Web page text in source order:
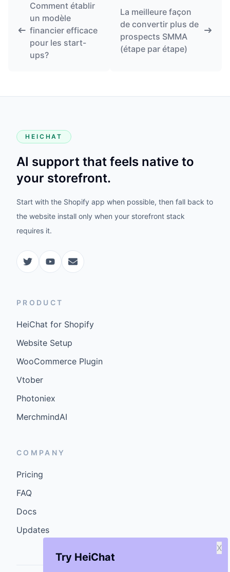
Try HeiChat
X
Comment établir
un modèle
financier efficace
pour les start-
ups?
La meilleure façon
de convertir plus de
prospects SMMA
(étape par étape)
HEICHAT
AI support that feels native to
your storefront.
Start with the Shopify app when possible, then fall back to
the website install only when your storefront stack
requires it.
PRODUCT
HeiChat for Shopify
Website Setup
WooCommerce Plugin
Vtober
Photoniex
MerchmindAI
COMPANY
Pricing
FAQ
Docs
Updates